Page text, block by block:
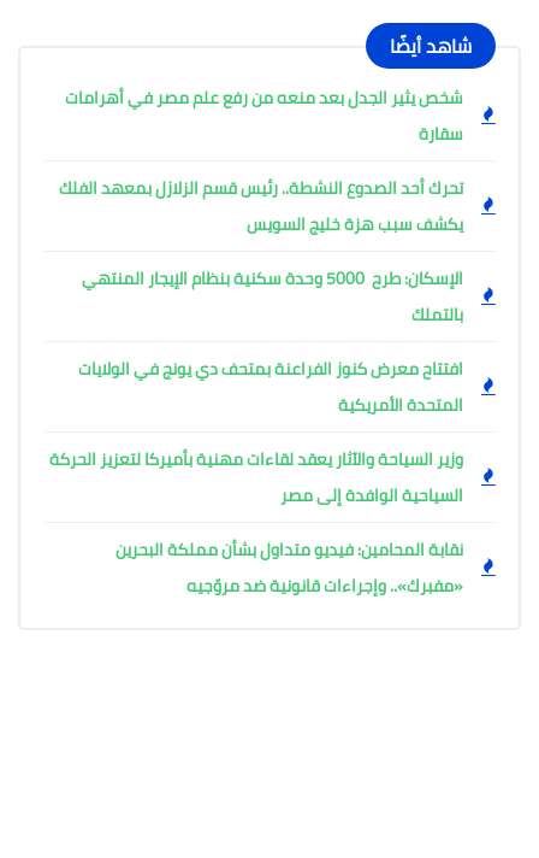
شاهد أيضًا
شخص يثير الجدل بعد منعه من رفع علم مصر في أهرامات
سقارة
تحرك أحد الصدوع النشطة.. رئيس قسم الزلازل بمعهد الفلك
يكشف سبب هزة خليج السويس
الإسكان: طرح 5000 وحدة سكنية بنظام الإيجار المنتهي
بالتملك
افتتاح معرض كنوز الفراعنة بمتحف دي يونج في الولايات
المتحدة الأمريكية
وزير السياحة والآثار يعقد لقاءات مهنية بأميركا لتعزيز الحركة
السياحية الوافدة إلى مصر
نقابة المحامين: فيديو متداول بشأن مملكة البحرين
«مفبرك».. وإجراءات قانونية ضد مروّجيه